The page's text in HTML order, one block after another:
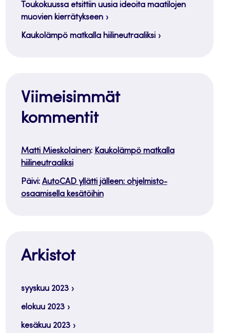
Toukokuussa etsittiin uusia ideoita maatilojen
muovien kierrätykseen
Kaukolämpö matkalla hiilineutraaliksi
Viimeisimmät
kommentit
Matti Mieskolainen: Kaukolämpö matkalla
hiilineutraaliksi
Päivi: AutoCAD yllätti jälleen: ohjelmisto-
osaamisella kesätöihin
Arkistot
syyskuu 2023
elokuu 2023
kesäkuu 2023